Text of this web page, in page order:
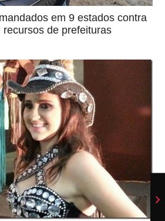
em 9 estados contra
de prefeituras